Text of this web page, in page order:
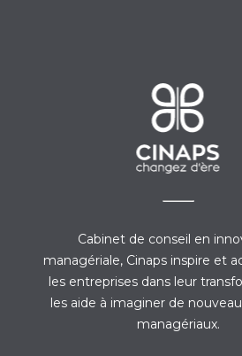
Cabinet de conseil en
managériale, Cinaps inspire et
les entreprises dans leur
les aide à imaginer de
managériaux.